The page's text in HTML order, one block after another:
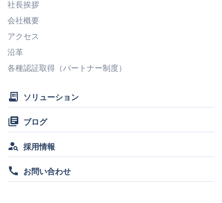
社長挨拶
会社概要
アクセス
沿革
各種認証取得（パートナー制度）
receipt_long ソリューション
library_books ブログ
person_search 採用情報
call お問い合わせ